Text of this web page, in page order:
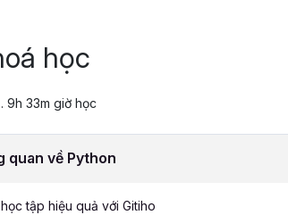
học
9h 33m giờ học
quan về Python
tập hiệu quả với Gitiho